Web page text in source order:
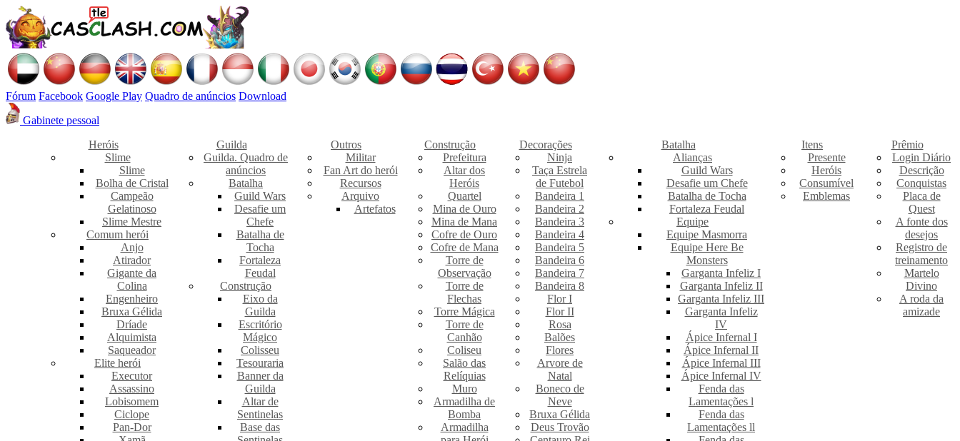
Fórum Facebook Google Play Quadro de anúncios Download
Gabinete pessoal
Heróis
Slime
Slime
Bolha de Cristal
Campeão
Gelatinoso
Slime Mestre
Comum herói
Anjo
Atirador
Gigante da
Colina
Engenheiro
Bruxa Gélida
Dríade
Alquimista
Saqueador
Elite herói
Executor
Assassino
Lobisomem
Ciclope
Pan-Dor
Guilda
Guilda. Quadro de
anúncios
Batalha
Guild Wars
Desafie um
Chefe
Batalha de
Tocha
Fortaleza
Feudal
Construção
Eixo da
Guilda
Escritório
Mágico
Colisseu
Tesouraria
Banner da
Guilda
Altar de
Sentinelas
Base das
Outros
Militar
Fan Art do herói
Recursos
Arquivo
Artefatos
Construção
Prefeitura
Altar dos
Heróis
Quartel
Mina de Ouro
Mina de Mana
Cofre de Ouro
Cofre de Mana
Torre de
Observação
Torre de
Flechas
Torre Mágica
Torre de
Canhão
Coliseu
Salão das
Relíquias
Muro
Armadilha de
Bomba
Armadilha
Decorações
Ninja
Taça Estrela
de Futebol
Bandeira 1
Bandeira 2
Bandeira 3
Bandeira 4
Bandeira 5
Bandeira 6
Bandeira 7
Bandeira 8
Flor I
Flor II
Rosa
Balões
Flores
Arvore de
Natal
Boneco de
Neve
Bruxa Gélida
Deus Trovão
Batalha
Alianças
Guild Wars
Desafie um Chefe
Batalha de Tocha
Fortaleza Feudal
Equipe
Equipe Masmorra
Equipe Here Be
Monsters
Garganta Infeliz I
Garganta Infeliz II
Garganta Infeliz III
Garganta Infeliz
IV
Ápice Infernal I
Ápice Infernal II
Ápice Infernal III
Ápice Infernal IV
Fenda das
Lamentações l
Fenda das
Lamentações ll
Itens
Presente
Heróis
Consumível
Emblemas
Prêmio
Login Diário
Descrição
Conquistas
Placa de
Quest
A fonte dos
desejos
Registro de
treinamento
Martelo
Divino
A roda da
amizade